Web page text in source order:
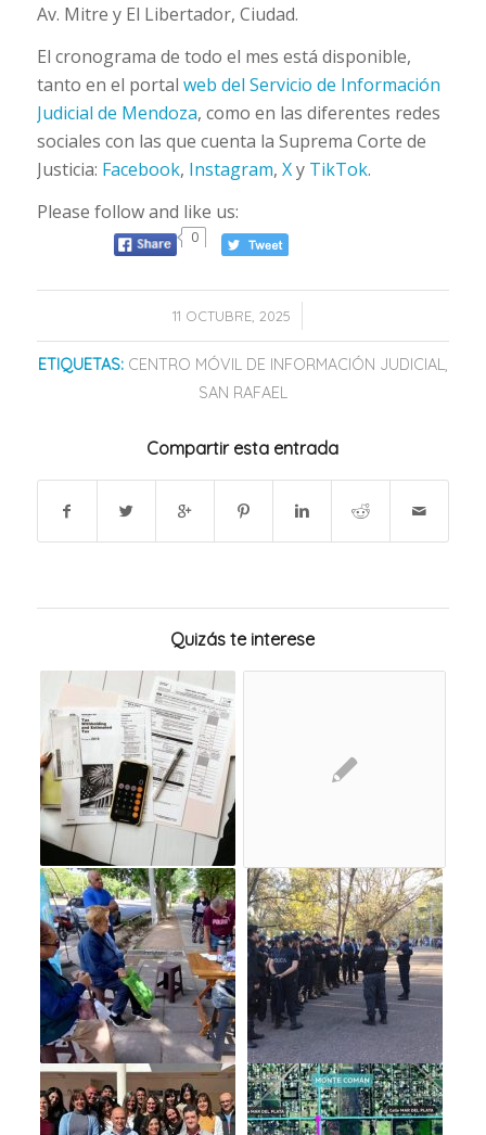
Av. Mitre y El Libertador, Ciudad.
El cronograma de todo el mes está disponible,
tanto en el portal web del Servicio de Información
Judicial de Mendoza, como en las diferentes redes
sociales con las que cuenta la Suprema Corte de
Justicia: Facebook, Instagram, Xy TikTok.
Please follow and like us:
0
11 OCTUBRE, 2025
/
ETIQUETAS: CENTRO MÓVIL DE INFORMACIÓN JUDICIAL,
SAN RAFAEL
Compartir esta entrada
Quizás te interese